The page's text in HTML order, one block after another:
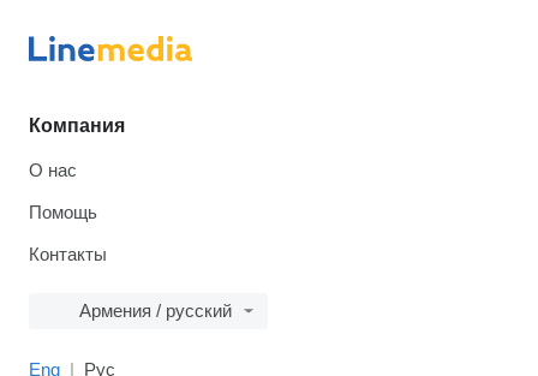
Компания
О нас
Помощь
Контакты
Армения / русский
Eng Рус